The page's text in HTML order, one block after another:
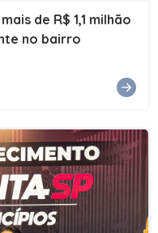
de R$ 1,1 milhão
no bairro